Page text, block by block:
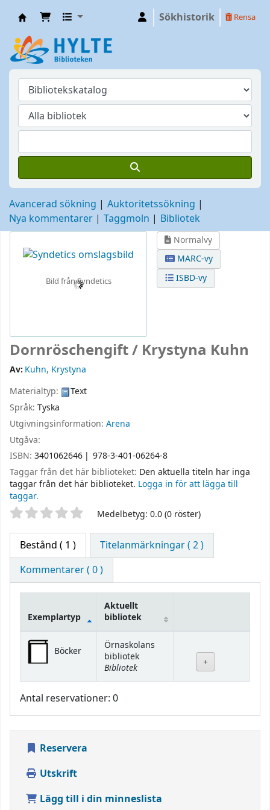
Sökhistorik Rensa
Avancerad sökning
Auktoritetssökning
Nya kommentarer
Taggmoln Bibliotek
Bild från Syndetics
Normalvy
MARC-vy
ISBD-vy
Dornröschengift / Krystyna Kuhn
Av: Kuhn, Krystyna
Materialtyp:
Text
Språk: Tyska
Utgivningsinformation: Arena
Utgåva:
ISBN: 3401062646
978-3-401-06264-8
Taggar från det här biblioteket: Den aktuella titeln har inga
taggar från det här biblioteket. Logga in för att lägga till
taggar.
Betyg Medelbetyg: 0.0 (0 röster)
Bestånd ( 1 )
Titelanmärkningar ( 2 )
Kommentarer ( 0 )
Bestånd
Exemplartyp
Aktuellt
bibliotek
Böcker
Örnaskolans
bibliotek
Bibliotek
Antal reservationer: 0
Reservera
Utskrift
Lägg till i din minneslista